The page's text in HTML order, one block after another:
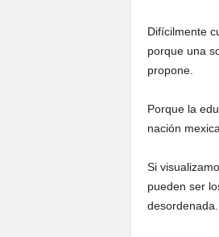
Difícilmente
porque una
propone.
Porque la
nación
Si
pueden ser
desordenada.